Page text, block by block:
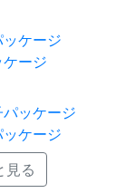
ージ
ケージ
見る